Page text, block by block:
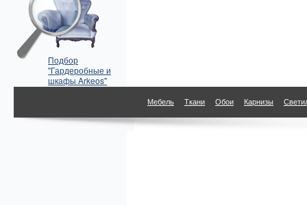
Подбор
"Гардеробные и
шкафы Arkeos"
по параметрам
Мебель Ткани Обои Карнизы